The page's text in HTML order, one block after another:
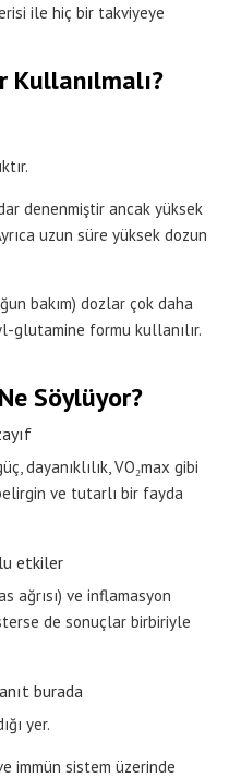
ile hiç bir takviyeye
Kullanılmalı?
denenmiştir ancak yüksek
uzun süre yüksek dozun
bakım) dozlar çok daha
glutamine formu kullanılır.
Söylüyor?
dayanıklılık, VO₂max gibi
ve tutarlı bir fayda
etkiler
ağrısı) ve inflamasyon
de sonuçlar birbiriyle
burada
yer.
immün sistem üzerinde